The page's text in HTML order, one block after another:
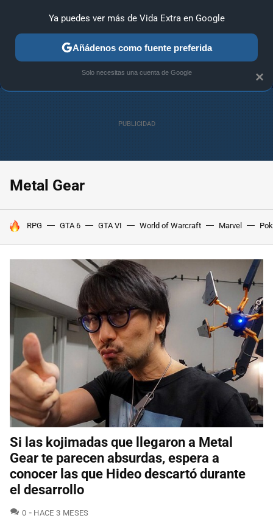
MENÚ NUEVO
GUÍAS Y TRUCOS PC SONY
Metal Gear
HOY SE HABLA DE
RPG GTA 6 GTA VI World of Warcraft Marvel
Si las kojimadas que llegaron a Metal
Gear te parecen absurdas, espera a
conocer las que Hideo descartó durante
el desarrollo
0 COMENTARIOS
HACE 3 MESES
×
Ya puedes ver más de Vida Extra en Google
Añádenos como fuente preferida
Solo necesitas una cuenta de Google